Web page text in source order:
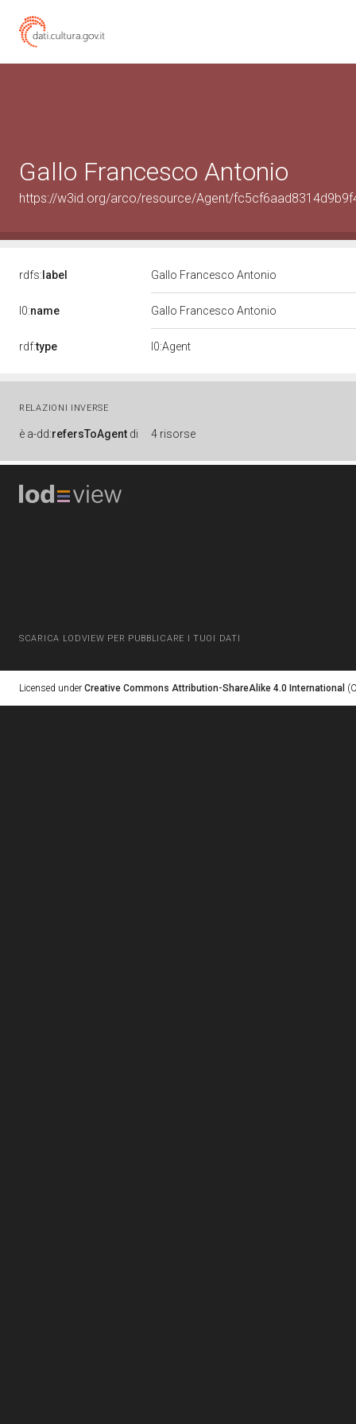
Gallo Francesco Antonio
https://w3id.org/arco/resource/Agent/
rdfs: label Gallo Francesco Antonio
l0:name Gallo Francesco Antonio
rdf:type l0:Agent
RELAZIONI INVERSE
è a-dd:refersToAgent di 4 risorse
SCARICA LODVIEW PER PUBBLICARE I TUOI DATI
Licensed under Creative Commons Attribution-ShareAlike 4.0 International